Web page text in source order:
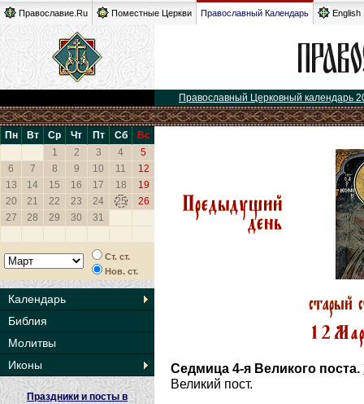
Православие.Ru Поместные Церкви Православный Календарь English
Православный Церковный календарь
Пн Вт Ср Чт Пт Сб
Вс
1
2 3 4
5
6
7 8 9 10 11
12
13
14 15 16 17 18
19
20
21 22 23 24 25
26
27
28 29 30 31
Ст. ст.
Нов. ст.
Календарь
Библия
Молитвы
Иконы
Праздники и посты в
Седмица 4-я Великого поста.
Великий пост.